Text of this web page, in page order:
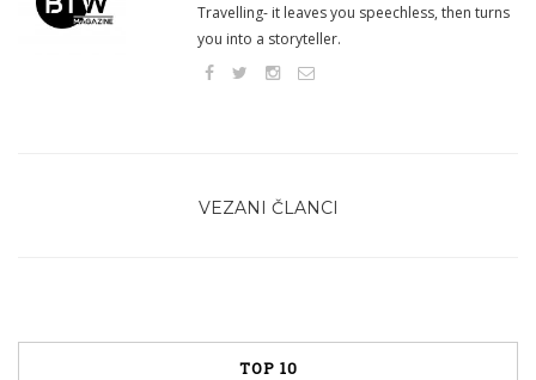
Travelling- it leaves you speechless, then turns
you into a storyteller.
VEZANI ČLANCI
TOP 10